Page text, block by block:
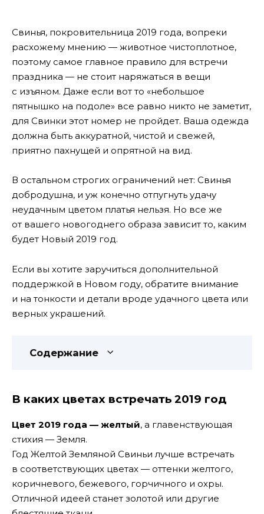
Свинья, покровительница 2019 года, вопреки
расхожему мнению — животное чистоплотное,
поэтому самое главное правило для встречи
праздника — не стоит наряжаться в вещи
с изъяном. Даже если вот то «небольшое
пятнышко на подоле» все равно никто не заметит,
для Свинки этот номер не пройдет. Ваша одежда
должна быть аккуратной, чистой и свежей,
приятно пахнущей и опрятной на вид.
В остальном строгих ограничений нет: Свинья
добродушна, и уж конечно отпугнуть удачу
неудачным цветом платья нельзя. Но все же
от вашего новогоднего образа зависит то, каким
будет Новый 2019 год.
Если вы хотите заручиться дополнительной
поддержкой в Новом году, обратите внимание
и на тонкости и детали вроде удачного цвета или
верных украшений.
Содержание
В каких цветах встречать 2019 год
Цвет 2019 года — желтый, а главенствующая
стихия — Земля.
Год Желтой Земляной Свиньи лучше встречать
в соответствующих цветах — оттенки желтого,
коричневого, бежевого, горчичного и охры.
Отличной идеей станет золотой или другие